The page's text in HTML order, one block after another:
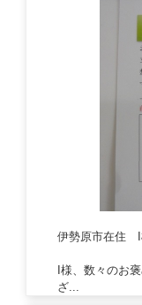
伊勢原市在住 I
I様、数々のお
ざ...